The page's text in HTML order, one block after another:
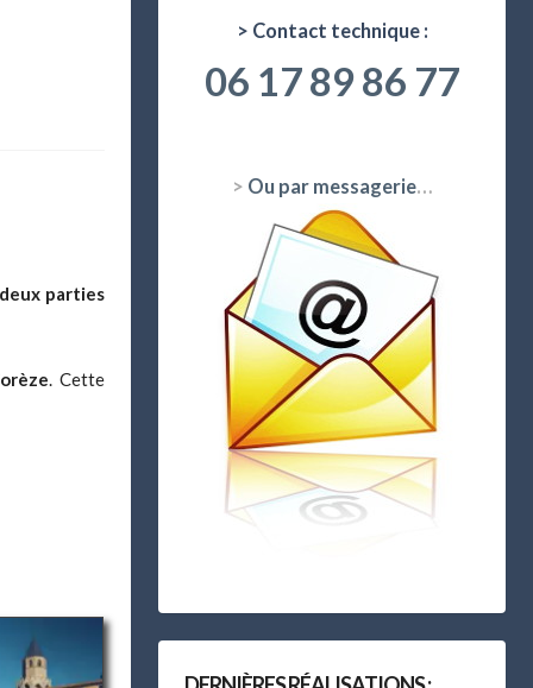
deux parties
. Cette
> Contact technique :
06 17 89 86 77
> Ou par messagerie…